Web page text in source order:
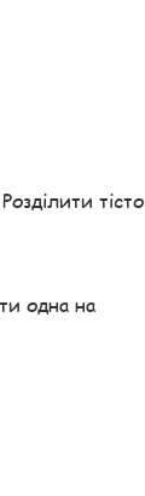
тісто
одна на